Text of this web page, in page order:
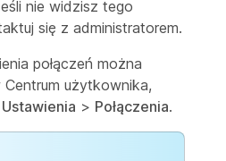
nie widzisz tego
się z administratorem.
połączeń można
użytkownika,
Ustawienia > Połączenia.